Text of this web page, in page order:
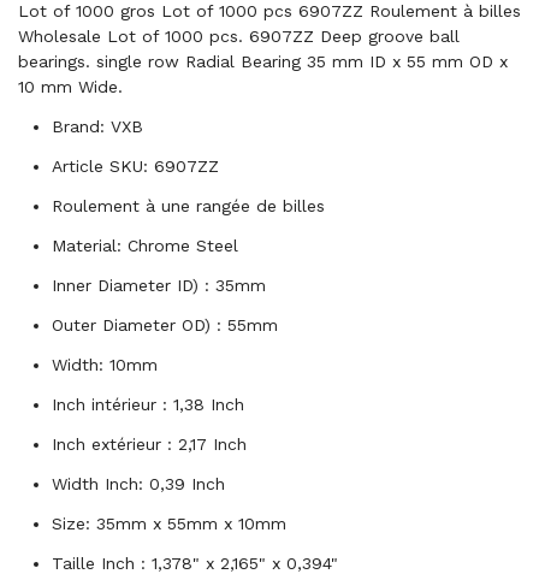
Lot of 1000 gros Lot of 1000 pcs 6907ZZ Roulement à billes
Wholesale Lot of 1000 pcs. 6907ZZ Deep groove ball
bearings. single row Radial Bearing 35 mm ID x 55 mm OD x
10 mm Wide.
Brand: VXB
Article SKU: 6907ZZ
Roulement à une rangée de billes
Material: Chrome Steel
Inner Diameter ID) : 35mm
Outer Diameter OD) : 55mm
Width: 10mm
Inch intérieur : 1,38 Inch
Inch extérieur : 2,17 Inch
Width Inch: 0,39 Inch
Size: 35mm x 55mm x 10mm
Taille Inch : 1,378" x 2,165" x 0,394"